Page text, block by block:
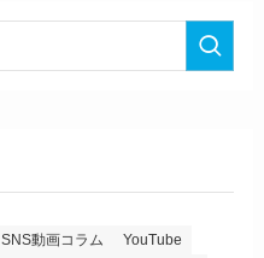
SNS動画コラム
YouTube